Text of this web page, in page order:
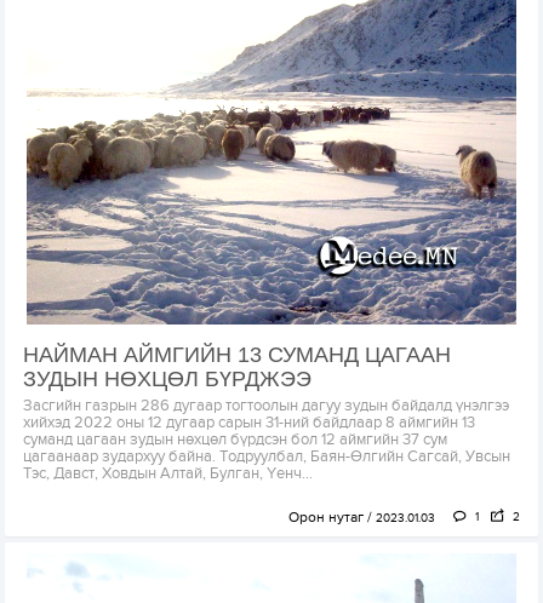
НАЙМАН АЙМГИЙН 13 СУМАНД ЦАГААН
ЗУДЫН НӨХЦӨЛ БҮРДЖЭЭ
Засгийн газрын 286 дугаар тогтоолын дагуу зудын байдалд үнэлгээ
хийхэд 2022 оны 12 дугаар сарын 31-ний байдлаар 8 аймгийн 13
суманд цагаан зудын нөхцөл бүрдсэн бол 12 аймгийн 37 сум
цагаанаар зудархуу байна. Тодруулбал, Баян-Өлгийн Сагсай, Увсын
Тэс, Давст, Ховдын Алтай, Булган, Үенч...
Орон нутаг 2023.01.03 1 2